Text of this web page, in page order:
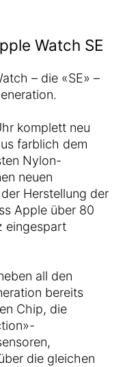
Watch SE
– die «SE» –
komplett neu
farblich dem
Nylon-
neuen
Herstellung der
Apple über 80
eingespart
all den
bereits
Chip, die
die gleichen